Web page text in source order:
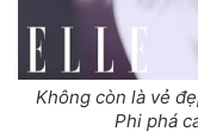
Không còn là vẻ
Phi phá